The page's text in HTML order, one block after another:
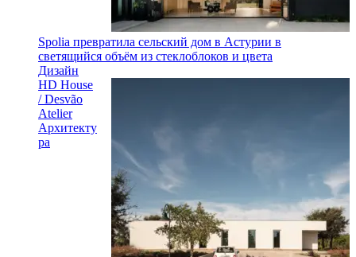
Spolia превратила сельский дом в Астурии в
светящийся объём из стеклоблоков и цвета
Дизайн
HD House
/ Desvão
Atelier
Архитекту
ра